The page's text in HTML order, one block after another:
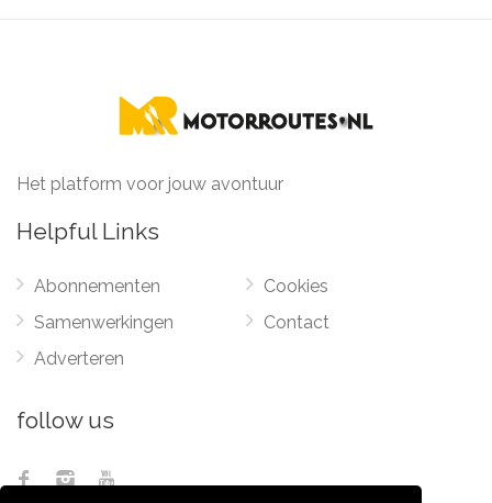
Het platform voor jouw avontuur
Helpful Links
Abonnementen
Samenwerkingen
Adverteren
Cookies
Contact
follow us